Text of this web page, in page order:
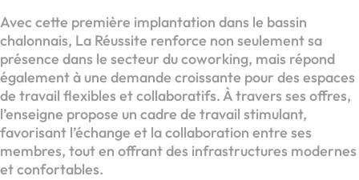
Avec cette première implantation dans le bassin
chalonnais, La Réussite renforce non seulement sa
présence dans le secteur du coworking, mais répond
également à une demande croissante pour des espaces
de travail flexibles et collaboratifs. À travers ses offres,
l’enseigne propose un cadre de travail stimulant,
favorisant l’échange et la collaboration entre ses
membres, tout en offrant des infrastructures modernes
et confortables.